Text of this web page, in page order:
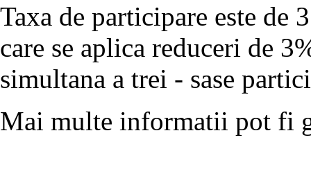
Taxa de participare este de
care se aplica reduceri de
simultana a trei - sase
Mai multe informatii pot fi